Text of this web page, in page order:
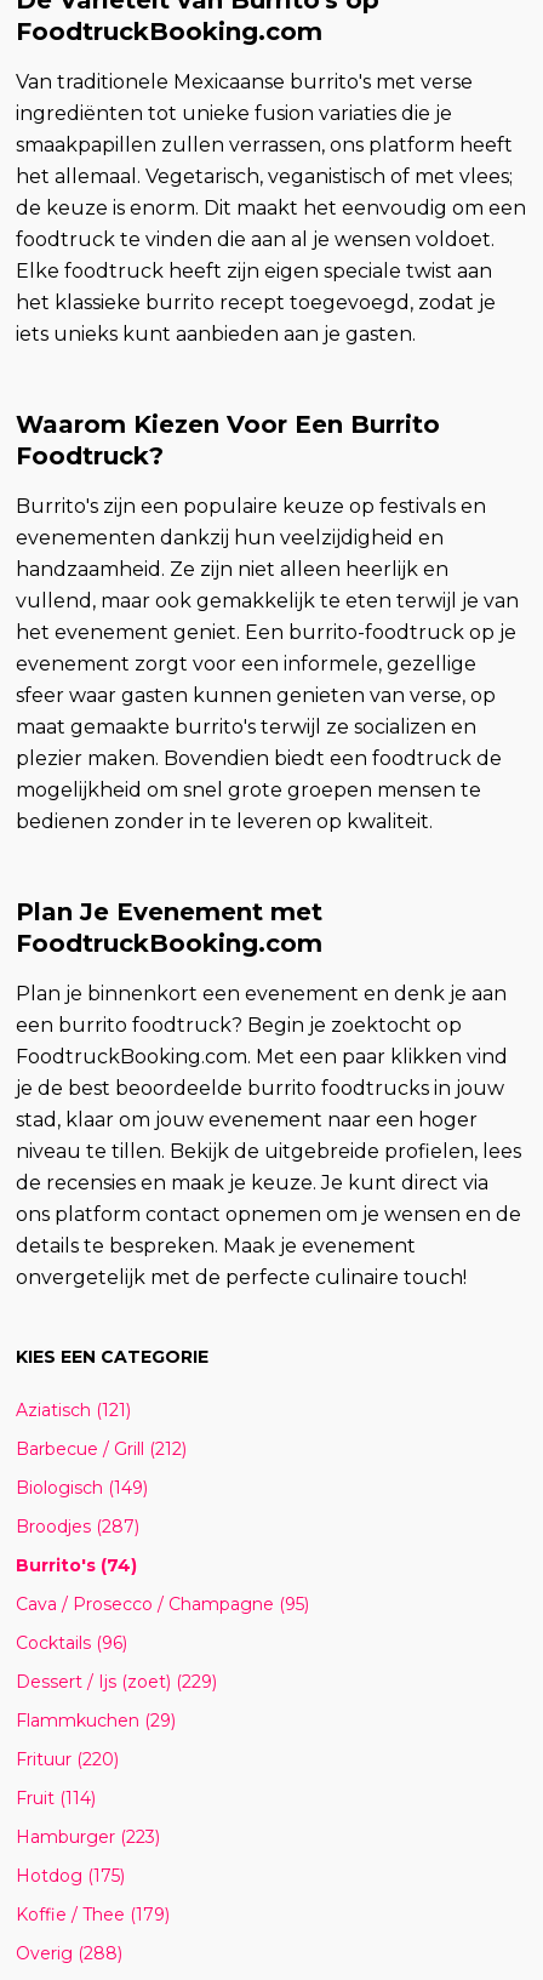
FoodtruckBooking.com
Van traditionele Mexicaanse burrito's met verse
ingrediënten tot unieke fusion variaties die je
smaakpapillen zullen verrassen, ons platform heeft
het allemaal. Vegetarisch, veganistisch of met vlees;
de keuze is enorm. Dit maakt het eenvoudig om een
foodtruck te vinden die aan al je wensen voldoet.
Elke foodtruck heeft zijn eigen speciale twist aan
het klassieke burrito recept toegevoegd, zodat je
iets unieks kunt aanbieden aan je gasten.
Waarom Kiezen Voor Een Burrito
Foodtruck?
Burrito's zijn een populaire keuze op festivals en
evenementen dankzij hun veelzijdigheid en
handzaamheid. Ze zijn niet alleen heerlijk en
vullend, maar ook gemakkelijk te eten terwijl je van
het evenement geniet. Een burrito-foodtruck op je
evenement zorgt voor een informele, gezellige
sfeer waar gasten kunnen genieten van verse, op
maat gemaakte burrito's terwijl ze socializen en
plezier maken. Bovendien biedt een foodtruck de
mogelijkheid om snel grote groepen mensen te
bedienen zonder in te leveren op kwaliteit.
Plan Je Evenement met
FoodtruckBooking.com
Plan je binnenkort een evenement en denk je aan
een burrito foodtruck? Begin je zoektocht op
FoodtruckBooking.com. Met een paar klikken vind
je de best beoordeelde burrito foodtrucks in jouw
stad, klaar om jouw evenement naar een hoger
niveau te tillen. Bekijk de uitgebreide profielen, lees
de recensies en maak je keuze. Je kunt direct via
ons platform contact opnemen om je wensen en de
details te bespreken. Maak je evenement
onvergetelijk met de perfecte culinaire touch!
KIES EEN CATEGORIE
Aziatisch (121)
Barbecue / Grill
(212)
Biologisch (149)
Broodjes (287)
Burrito's (74)
Cava / Prosecco / Champagne (95)
Cocktails (96)
Dessert / Ijs (zoet) (229)
Flammkuchen (29)
Frituur (220)
Fruit (114)
Hamburger (223)
Hotdog (175)
Koffie / Thee (179)
Overig (288)